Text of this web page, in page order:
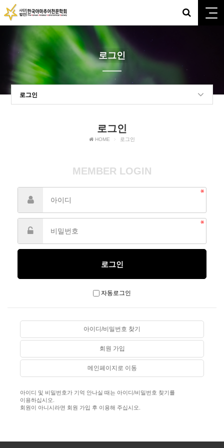
로그인
로그인
로그인
HOME 로그인
MEMBER LOGIN
자동로그인
아이디/비밀번호 찾기
회원 가입
메인페이지로 이동
아이디 및 비밀번호가 기억 안나실 때는 아이디/비밀번호 찾기를
이용하십시오.
회원이 아니시라면 회원 가입 후 이용해 주십시오.